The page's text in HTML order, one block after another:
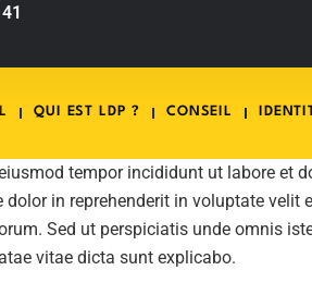
QUI EST LDP ? CONSEIL
tempor incididunt ut labore
in reprehenderit in voluptate
Sed ut perspiciatis unde omnis
vitae dicta sunt explicabo.